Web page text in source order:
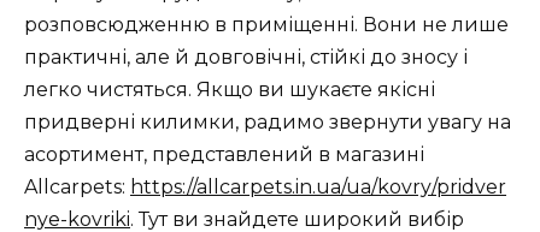
розповсюдженню в приміщенні. Вони не лише
практичні, але й довговічні, стійкі до зносу і
легко чистяться. Якщо ви шукаєте якісні
придверні килимки, радимо звернути увагу на
асортимент, представлений в магазині
Allcarpets: https://allcarpets.in.ua/ua/kovry/pridver
nye-kovriki. Тут ви знайдете широкий вибір